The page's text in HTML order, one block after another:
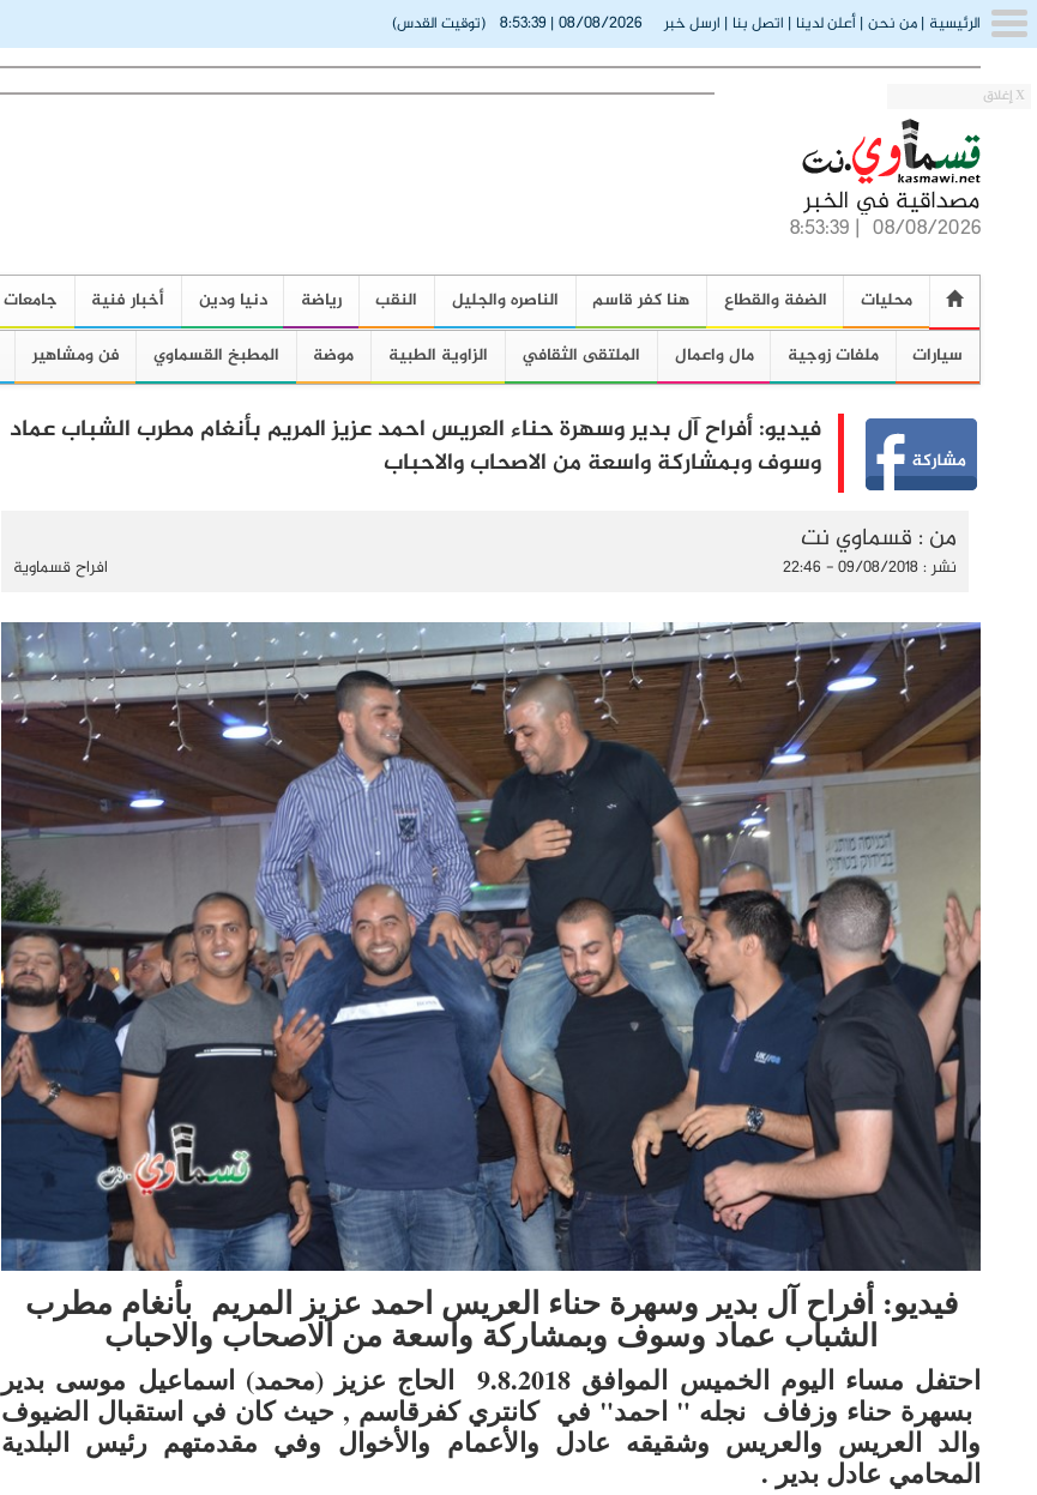
X إغلاق
الرئيسية |من نحن|أعلن لدينا | اتصل بنا | ارسل خبر 08/08/2026
|
8:53:40 (توقيت القدس)
08/08/2026
|
8:53:40
محليات الضفة والقطاع هنا كفر قاسم الناصره والجليل النقب رياضة دنيا ودين أخبار فنية جامعات
سيارات
ملفات زوجية مال واعمال الملتقى الثقافي الزاوية الطبية موضة المطبخ القسماوي فن ومشاهير
فيديو: أفراح آل بدير وسهرة حناء العريس احمد عزيز المريم بأنغام مطرب الشباب عماد
وسوف وبمشاركة واسعة من الاصحاب والاحباب
من : قسماوي نت
نشر : 09/08/2018 - 22:46 افراح قسماوية
فيديو: أفراح آل بدير وسهرة حناء العريس احمد عزيز المريم بأنغام مطرب
الشباب عماد وسوف وبمشاركة واسعة من الاصحاب والاحباب
احتفل مساء اليوم الخميس الموافق 9.8.2018 الحاج عزيز (محمد) اسماعيل موسى بدير
بسهرة حناء وزفاف نجله " احمد" في كانتري كفرقاسم , حيث كان في استقبال الضيوف
والد العريس والعريس وشقيقه عادل والأعمام والأخوال وفي مقدمتهم رئيس البلدية
المحامي عادل بدير .